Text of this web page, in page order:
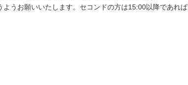
うお願いいたします。セコンドの方は15:00以降であれば